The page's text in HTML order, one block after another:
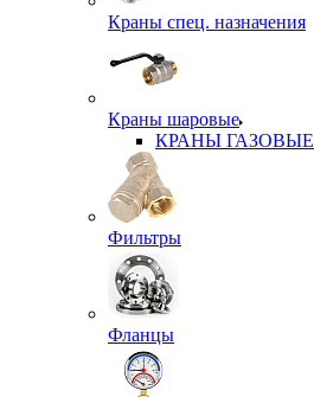
Краны спец. назначения
Краны шаровые
КРАНЫ ГАЗОВЫЕ
Фильтры
Фланцы